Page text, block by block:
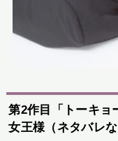
第2作目「トーキョ
女王様（ネタバレな